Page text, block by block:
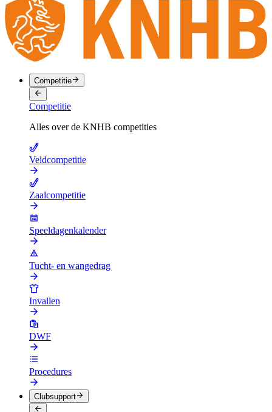
Competitie
Competitie
Alles over de KNHB competities
Veldcompetitie
Zaalcompetitie
Speeldagenkalender
Tucht- en wangedrag
Invallen
DWF
Procedures
Clubsupport